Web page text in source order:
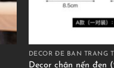
DECOR ĐỂ BÀN TRANG
Decor chân nến đen